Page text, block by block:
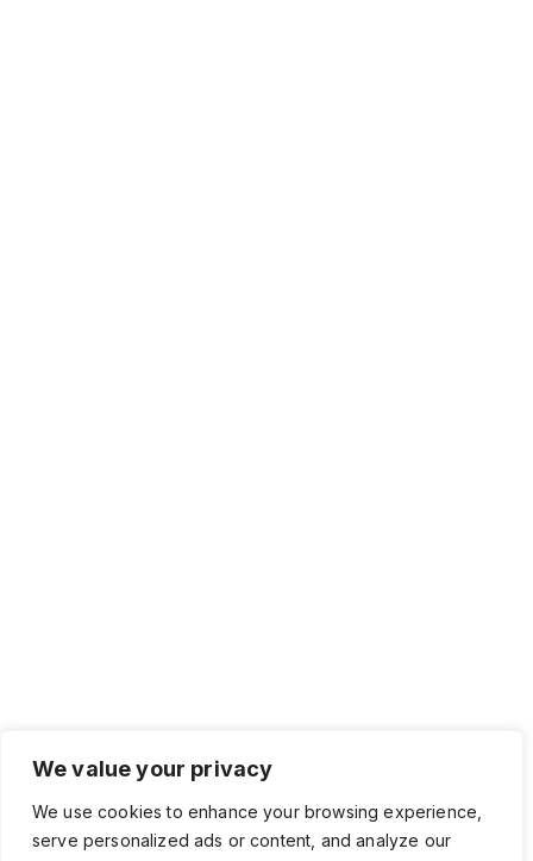
We value your privacy
We use cookies to enhance your browsing experience,
serve personalized ads or content, and analyze our